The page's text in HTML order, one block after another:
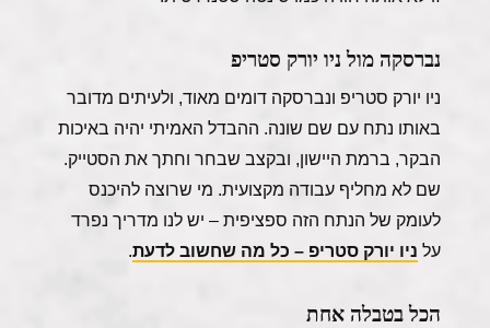
נברסקה מול ניו יורק סטריפ
ניו יורק סטריפ ונברסקה דומים מאוד, ולעיתים מדובר
באותו נתח עם שם שונה. ההבדל האמיתי יהיה באיכות
הבקר, ברמת היישון, ובקצב שבחר וחתך את הסטייק.
שם לא מחליף עבודה מקצועית. מי שרוצה להיכנס
לעומק של הנתח הזה ספציפית – יש לנו מדריך נפרד
על ניו יורק סטריפ – כל מה שחשוב לדעת
הכל בטבלה אחת